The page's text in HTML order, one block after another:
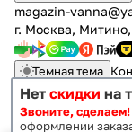
magazin-
г. Москва,
Темная тема
© 2011 - 2026
Нет скидки на
Звоните, сделаем!
оформлении